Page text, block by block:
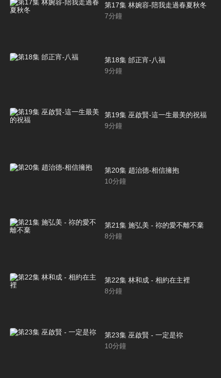
第17集 林婉容-陪我走過春夏秋冬
7分鐘
第18集 邰正宵-八福
9分鐘
第19集 巫啟賢-這一生最美的祝福
9分鐘
第20集 趙治德-相信擁抱
10分鐘
第21集 施弘美 - 祢的愛不離不棄
8分鐘
第22集 林和成 - 相約在主裡
8分鐘
第23集 巫啟賢 - 一定是祢
10分鐘